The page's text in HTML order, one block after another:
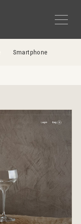
Smartphone